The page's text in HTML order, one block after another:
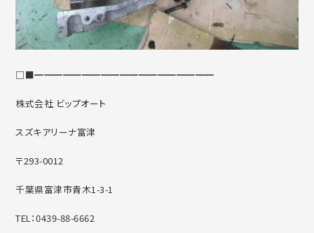
□■━━━━━━━━━━━━━━━━━━━
株式会社 ビップオート
スズキアリーナ富津
〒293-0012
千葉県富津市青木1-3-1
TEL：0439-88-6662